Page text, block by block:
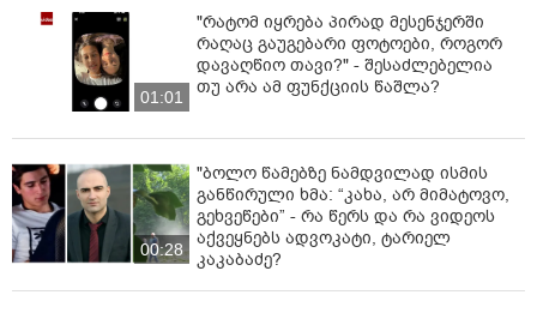
პრეზიდენტმა.
ტრამპის განცხადებით, ირანს ჰორმუზის სრუტეში
გავლისთვის გადასახადების დაწესების უფლებას არ
მისცემს.
განაცხადა ტრამპმა.
01:01
"რატომ იყრება პირად მესენჯერში
რაღაც გაუგებარი ფოტოები, როგორ
დავაღწიო თავი?" - შესაძლებელია
თუ არა ამ ფუნქციის წაშლა?
00:28
"ბოლო წამებზე ნამდვილად ისმის
განწირული ხმა: “კახა, არ მიმატოვო,
გეხვეწები” - რა წერს და რა ვიდეოს
აქვეყნებს ადვოკატი, ტარიელ
კაკაბაძე?